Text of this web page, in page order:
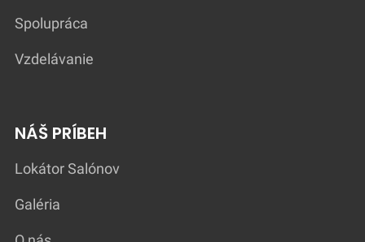
Spolupráca
Vzdelávanie
NÁŠ PRÍBEH
Lokátor Salónov
Galéria